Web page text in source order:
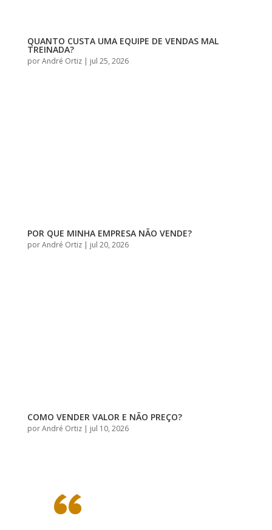
QUANTO CUSTA UMA EQUIPE DE VENDAS MAL
TREINADA?
porAndré Ortiz| jul 25, 2026
POR QUE MINHA EMPRESA NÃO VENDE?
porAndré Ortiz| jul 20, 2026
COMO VENDER VALOR E NÃO PREÇO?
porAndré Ortiz| jul 10, 2026
“